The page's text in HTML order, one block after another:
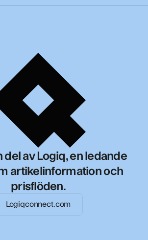
del av Logiq, en ledande
artikelinformation och
prisflöden.
Logiqconnect.com